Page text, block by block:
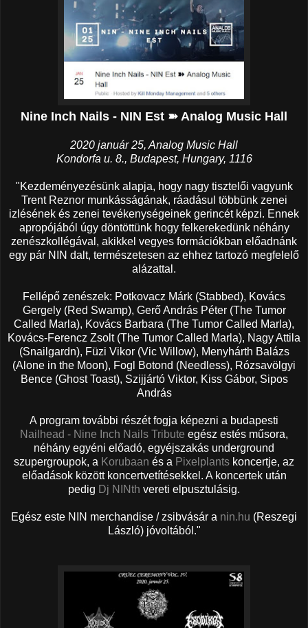
Nine Inch Nails - NIN Est ➽ Analog Music Hall
2020 január 25, Analog Music Hall
Kondorfa u. 8., Budapest, Hungary, 1116
"Kezdeményezésünk alapja, hogy nagy tisztelői vagyunk
Trent Reznor munkásságának, ráadásul többünk zenei
izlésének és zenei tevékenységeinek gerincét képzi. Ennek
apropójából úgy döntöttünk hogy felkerekedünk néhány
zenészkollégával, akikkel vegyes formációkban előadnánk
egy pár NIN dalt, természetesen az ehhez tartozó megfelelő
alázattal.
Fellépő zenészek: Potkovacz Márk (Stabbed), Kovács
Gergely (Red Swamp), Gerő András Péter (The Tumor
Called Marla), Kovács Barbara (The Tumor Called Marla),
Kovács-Ferencz Zsolt (The Tumor Called Marla), Nagy Attila
(Snailgardn), Füzi Vikor (Vic Willow), Menyhárth Balázs
(Alone in the Moon), Fogl Botond (Needless), Rózsavölgyi
Bence (Ghost Toast), Szijjártó Viktor, Kiss Gábor, Sipos
András
A program további részét fogja képezni a budapesti
Nailhead - Nine Inch Nails Tribute egész estés műsora,
néhány egyéni előadó, egyéjszakás underground
szupergroupok, a Korubaan és a Pixelplants koncertje, az
előadások között koncertvetítésekkel. A koncertek után
pedig Dj NINth vereti elpusztulásig.
Egész este NIN merchandise / zsibvásár a nin.hu (Reszegi
László) jóvoltából."